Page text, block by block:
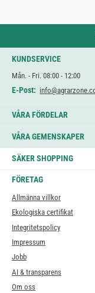
KUNDSERVICE
Mån. - Fri. 08:00 - 12:00
E-Post:
VÅRA FÖRDELAR
VÅRA GEMENSKAPER
SÄKER SHOPPING
FÖRETAG
Allmänna villkor
Ekologiska certifikat
Integritetspolicy
Impressum
Jobb
AI & transparens
Om oss